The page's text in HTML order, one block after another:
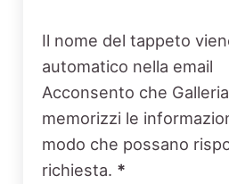
Il nome del tappeto
automatico nella email
Acconsento che
memorizzi le
modo che possano
richiesta. *